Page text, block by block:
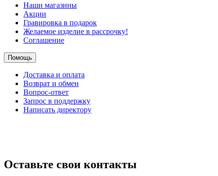
Наши магазины
Акции
Гравировка в подарок
Желаемое изделие в рассрочку!
Соглашение
Помощь
Доставка и оплата
Возврат и обмен
Вопрос-ответ
Запрос в поддержку
Написать директору
Оставьте свои контакты